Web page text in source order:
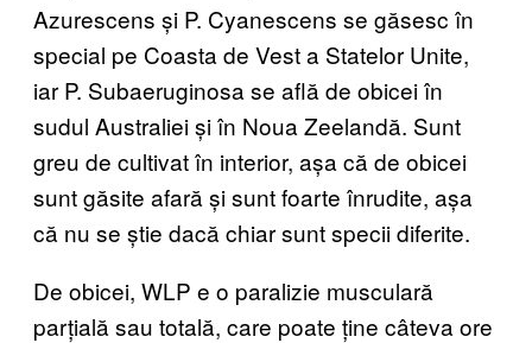
Azurescens și P. Cyanescens se găsesc în
special pe Coasta de Vest a Statelor Unite,
iar P. Subaeruginosa se află de obicei în
sudul Australiei și în Noua Zeelandă. Sunt
greu de cultivat în interior, așa că de obicei
sunt găsite afară și sunt foarte înrudite, așa
că nu se știe dacă chiar sunt specii diferite.
De obicei, WLP e o paralizie musculară
parțială sau totală, care poate ține câteva ore